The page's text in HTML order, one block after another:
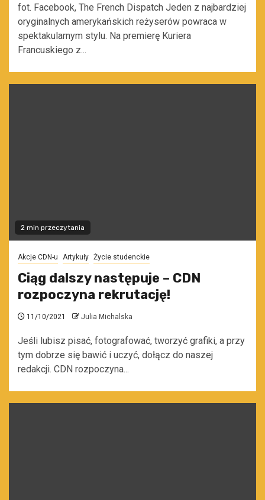
fot. Facebook, The French Dispatch Jeden z najbardziej
oryginalnych amerykańskich reżyserów powraca w
spektakularnym stylu. Na premierę Kuriera
Francuskiego z...
2 min przeczytania
Akcje CDN-u Artykuły Życie studenckie
Ciąg dalszy następuje – CDN
rozpoczyna rekrutację!
11/10/2021 Julia Michalska
Jeśli lubisz pisać, fotografować, tworzyć grafiki, a przy
tym dobrze się bawić i uczyć, dołącz do naszej
redakcji. CDN rozpoczyna...